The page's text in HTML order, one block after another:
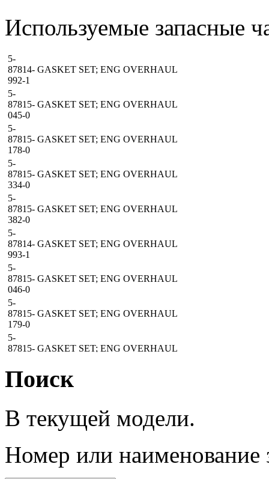
Используемые запасные
5-
87814-
992-1
GASKET SET; ENG OVERHAUL
5-
87815-
045-0
GASKET SET; ENG OVERHAUL
5-
87815-
178-0
GASKET SET; ENG OVERHAUL
5-
87815-
334-0
GASKET SET; ENG OVERHAUL
5-
87815-
382-0
GASKET SET; ENG OVERHAUL
5-
87814-
993-1
GASKET SET; ENG OVERHAUL
5-
87815-
046-0
GASKET SET; ENG OVERHAUL
5-
87815-
179-0
GASKET SET; ENG OVERHAUL
5-
87815- GASKET SET; ENG OVERHAUL
5-
87815- GASKET SET; ENG OVERHAUL
87814-
994-1
GASKET SET; ENG OVERHAUL
87815-
047-0
GASKET SET; ENG OVERHAUL
Поиск
В текущей модели.
Номер или наименование